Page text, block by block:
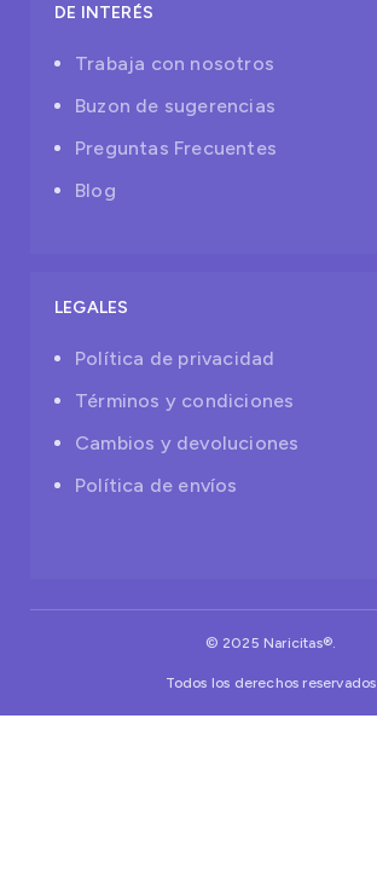
DE INTERÉS
Trabaja con nosotros
Buzon de sugerencias
Preguntas Frecuentes
Blog
LEGALES
Política de privacidad
Términos y condiciones
Cambios y devoluciones
Política de envíos
© 2025 Naricitas®.
Todos los derechos reservados